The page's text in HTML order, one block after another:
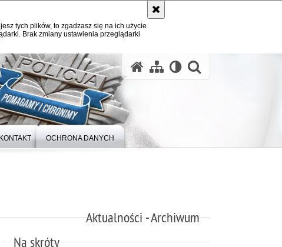
tych plików, to zgadzasz się na ich użycie
Brak zmiany ustawienia przeglądarki
OCHRONA DANYCH
Aktualności - Archiwum
Na skróty